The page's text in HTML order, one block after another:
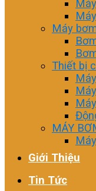
Máy
Thiết bị
MÁY
Giới Thiệu
Tin Tức